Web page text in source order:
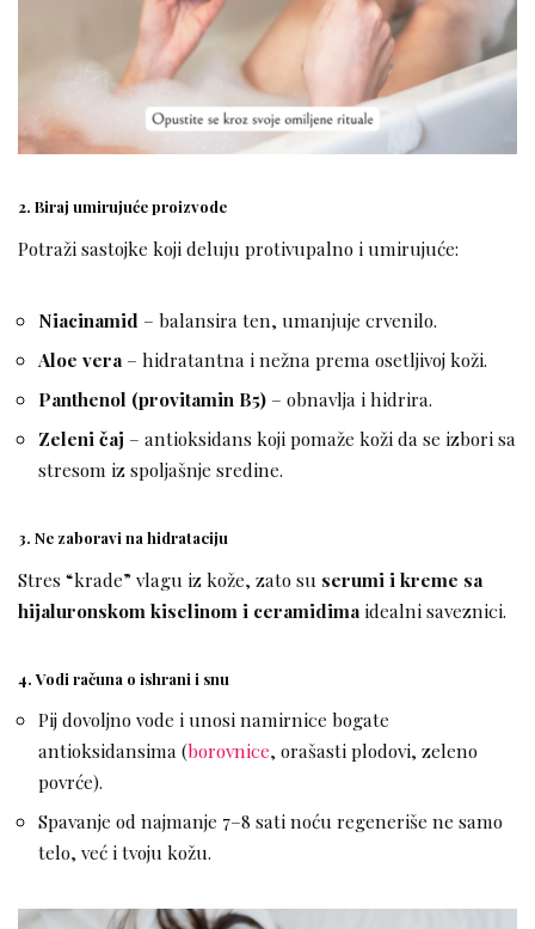
2. Biraj umirujuće proizvode
Potraži sastojke koji deluju protivupalno i umirujuće:
Niacinamid – balansira ten, umanjuje crvenilo.
Aloe vera – hidratantna i nežna prema osetljivoj koži.
Panthenol (provitamin B5) – obnavlja i hidrira.
Zeleni čaj – antioksidans koji pomaže koži da se izbori sa
stresom iz spoljašnje sredine.
3. Ne zaboravi na hidrataciju
Stres “krade” vlagu iz kože, zato su serumi i kreme sa
hijaluronskom kiselinom i ceramidima idealni saveznici.
4.Vodi računa o ishrani i snu
Pij dovoljno vode i unosi namirnice bogate
antioksidansima (borovnice, orašasti plodovi, zeleno
povrće).
Spavanje od najmanje 7–8 sati noću regeneriše ne samo
telo, već i tvoju kožu.